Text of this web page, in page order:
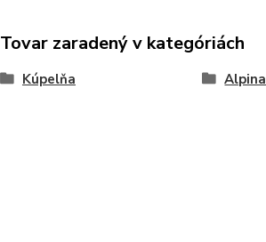
Tovar zaradený v kategóriách
Kúpelňa Alpina